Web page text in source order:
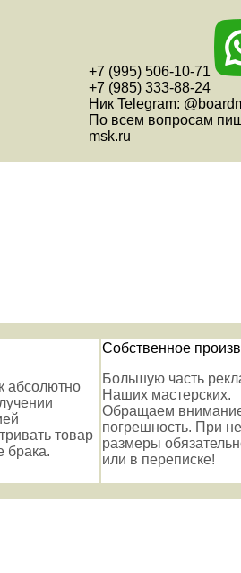
+7 (995) 506-10-71
+7 (985) 333-88-24
Ник Telegram:
По всем вопросам
msk.ru
абсолютно
товар
брака.
Собственное
Большую часть
Наших мастерских.
Обращаем
погрешность. При
размеры
или в переписке!